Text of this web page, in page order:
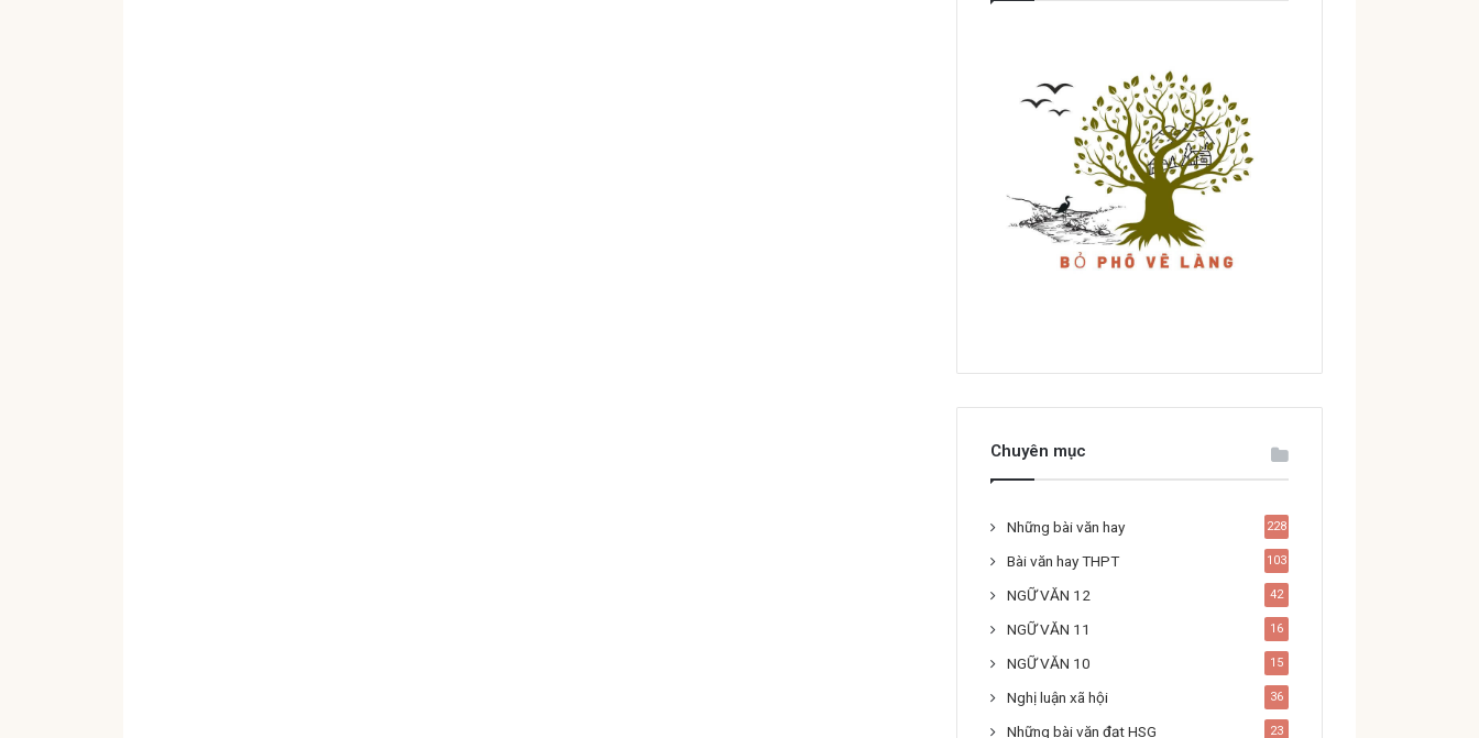
Chuyên mục
Những bài văn hay 228
Bài văn hay THPT 103
NGỮ VĂN 12 42
NGỮ VĂN 11 16
NGỮ VĂN 10 15
Nghị luận xã hội 36
Những bài văn đạt HSG 23